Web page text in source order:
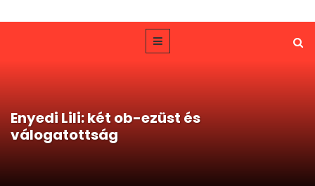
Enyedi Lili: két ob-ezüst és
válogatottság